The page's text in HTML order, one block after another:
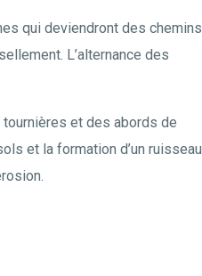
qui deviendront des chemins
L’alternance des
tournières et des abords de
et la formation d’un ruisseau